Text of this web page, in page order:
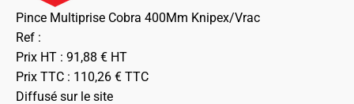
Pince Multiprise Cobra 400Mm Knipex/Vrac
Ref :
Prix HT : 91,88 € HT
Prix TTC : 110,26 € TTC
Diffusé sur le site